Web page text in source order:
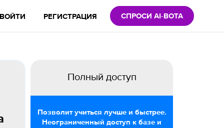
ВОЙТИ РЕГИСТРАЦИЯ СПРОСИ AI-BOTA
Полный доступ
Позволит учиться лучше и быстрее.
Неограниченный доступ к базе и